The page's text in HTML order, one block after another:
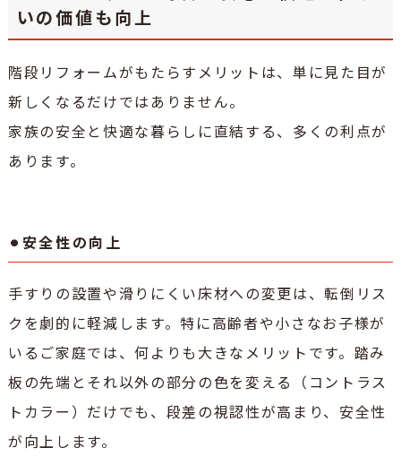
いの価値も向上
階段リフォームがもたらすメリットは、単に見た目が
新しくなるだけではありません。
家族の安全と快適な暮らしに直結する、多くの利点が
あります。
⚫︎安全性の向上
手すりの設置や滑りにくい床材への変更は、転倒リス
クを劇的に軽減します。特に高齢者や小さなお子様が
いるご家庭では、何よりも大きなメリットです。踏み
板の先端とそれ以外の部分の色を変える（コントラス
トカラー）だけでも、段差の視認性が高まり、安全性
が向上します。